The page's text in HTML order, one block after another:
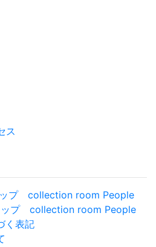
ス
く表記